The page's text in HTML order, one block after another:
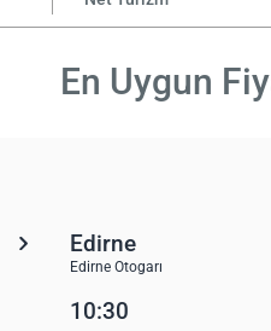
En Uygun
Edirne
Edirne Otogarı
10:30